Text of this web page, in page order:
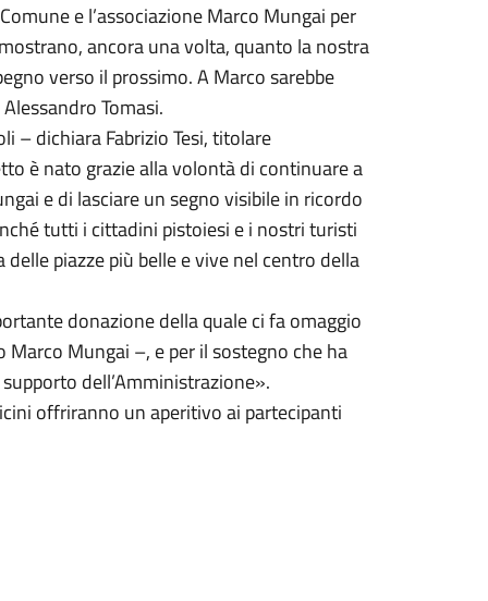
e l’associazione Marco Mungai per
ancora una volta, quanto la nostra
verso il prossimo. A Marco sarebbe
Tomasi.
– dichiara Fabrizio Tesi, titolare
è nato grazie alla volontà di continuare a
e di lasciare un segno visibile in ricordo
tutti i cittadini pistoiesi e i nostri turisti
piazze più belle e vive nel centro della
donazione della quale ci fa omaggio
Mungai –, e per il sostegno che ha
dell’Amministrazione».
offriranno un aperitivo ai partecipanti